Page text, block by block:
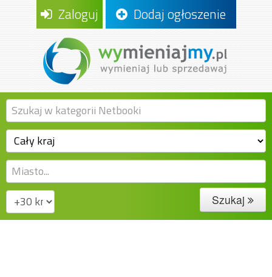
Zaloguj Dodaj ogłoszenie
Szukaj